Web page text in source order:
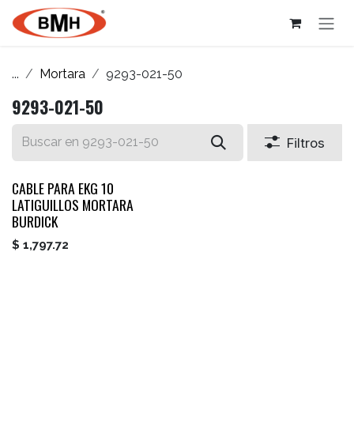
Ir al contenido
... Mortara 9293-021-50
9293-021-50
Filtros
CABLE PARA EKG 10
LATIGUILLOS MORTARA
BURDICK
$ 1,797.72